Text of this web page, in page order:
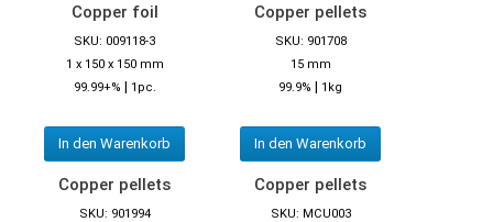
Copper foil
SKU: 009118-3
1 x 150 x 150 mm
99.99+% | 1pc.
In den Warenkorb
Copper pellets
SKU: 901708
15 mm
99.9% | 1kg
In den Warenkorb
Copper pellets
SKU: 901994
Copper pellets
SKU: MCU003